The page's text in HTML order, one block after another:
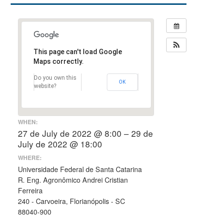
This page can't load Google
Maps correctly.
Do you own this
website?
OK
WHEN:
27 de July de 2022 @ 8:00 – 29 de
July de 2022 @ 18:00
WHERE:
Universidade Federal de Santa Catarina
R. Eng. Agronômico Andrei Cristian
Ferreira
240 - Carvoeira, Florianópolis - SC
88040-900